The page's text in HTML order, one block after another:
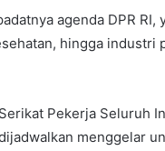
agenda DPR RI,
hingga industri
Pekerja Seluruh
menggelar